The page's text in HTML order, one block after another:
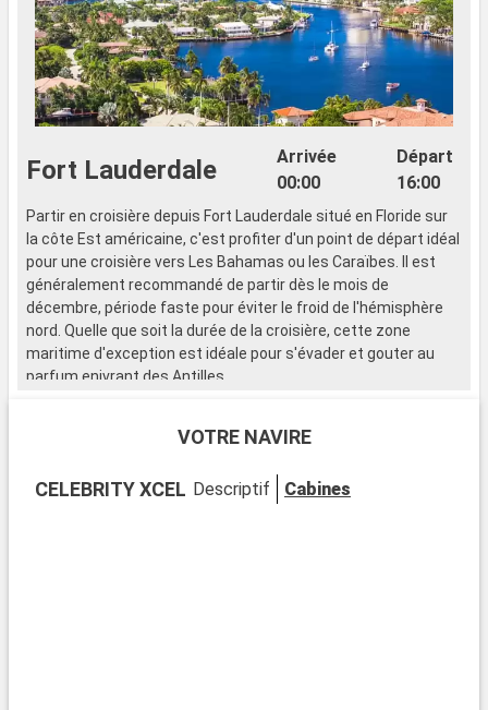
Fort Lauderdale
Arrivée
00:00
Départ
16:00
Partir en croisière depuis Fort Lauderdale situé en Floride sur
la côte Est américaine, c'est profiter d'un point de départ idéal
pour une croisière vers Les Bahamas ou les Caraïbes. Il est
généralement recommandé de partir dès le mois de
décembre, période faste pour éviter le froid de l'hémisphère
nord. Quelle que soit la durée de la croisière, cette zone
maritime d'exception est idéale pour s'évader et gouter au
parfum enivrant des Antilles.
l’Amérique » attire de très nombreux touristes chaque année
innombrables canaux bordés par de majestueuses demeures,
VOTRE NAVIRE
CELEBRITY XCEL Descriptif Cabines